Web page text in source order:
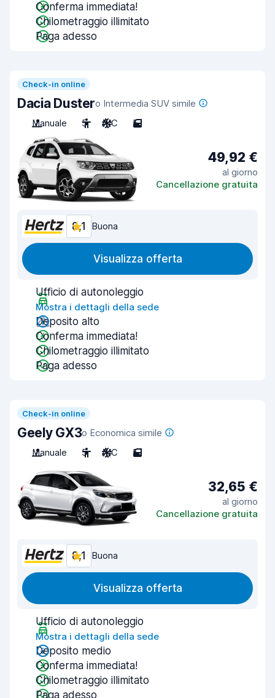
Conferma immediata!
Chilometraggio illimitato
Paga adesso
Check-in online
Dacia Dustero Intermedia SUV simile
Manuale
5 A/C 5
49,92 €
al giorno
Cancellazione gratuita
8,1 Buona
Visualizza offerta
Ufficio di autonoleggio
Mostra i dettagli della sede
Deposito alto
Conferma immediata!
Chilometraggio illimitato
Paga adesso
Check-in online
Geely GX3o Economica simile
Manuale
5 A/C 5
32,65 €
al giorno
Cancellazione gratuita
8,1 Buona
Visualizza offerta
Ufficio di autonoleggio
Mostra i dettagli della sede
Deposito medio
Conferma immediata!
Chilometraggio illimitato
Paga adesso